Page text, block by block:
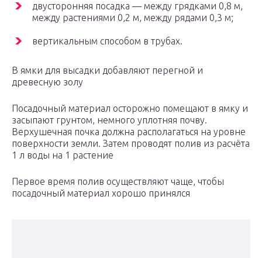
двусторонняя посадка — между грядками 0,8 м,
между растениями 0,2 м, между рядами 0,3 м;
вертикальным способом в трубах.
В ямки для высадки добавляют перегной и
древесную золу
Посадочный материал осторожно помещают в ямку и
засыпают грунтом, немного уплотняя почву.
Верхушечная почка должна располагаться на уровне
поверхности земли. Затем проводят полив из расчёта
1 л воды на 1 растение
Первое время полив осуществляют чаще, чтобы
посадочный материал хорошо принялся